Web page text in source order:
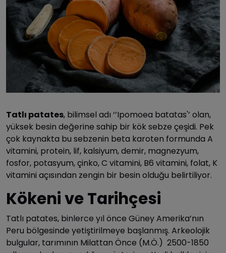
Tatlı patates, bilimsel adı ‘’Ipomoea batatas'’ olan,
yüksek besin değerine sahip bir kök sebze çeşidi. Pek
çok kaynakta bu sebzenin beta karoten formunda A
vitamini, protein, lif, kalsiyum, demir, magnezyum,
fosfor, potasyum, çinko, C vitamini, B6 vitamini, folat, K
vitamini açısından zengin bir besin olduğu belirtiliyor.
Kökeni ve Tarihçesi
Tatlı patates, binlerce yıl önce Güney Amerika’nın
Peru bölgesinde yetiştirilmeye başlanmış. Arkeolojik
bulgular, tarımının Milattan Önce (M.Ö.) 2500-1850